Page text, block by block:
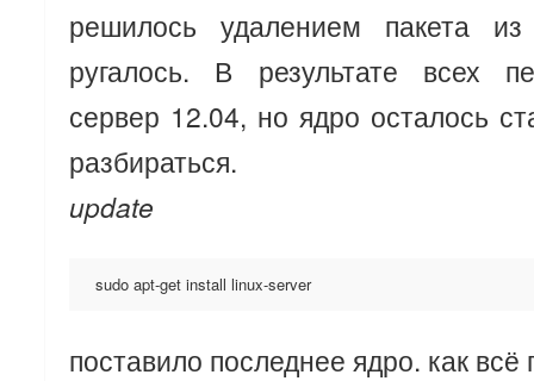
решилось удалением пакета
ругалось. В результате всех
сервер 12.04, но ядро осталось
разбираться.
update
sudo apt-get install linux-server
поставило последнее ядро. как